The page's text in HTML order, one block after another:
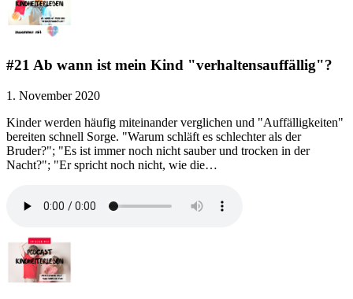
#21 Ab wann ist mein Kind "verhaltensauffällig"?
1. November 2020
Kinder werden häufig miteinander verglichen und "Auffälligkeiten"
bereiten schnell Sorge. "Warum schläft es schlechter als der
Bruder?"; "Es ist immer noch nicht sauber und trocken in der
Nacht?"; "Er spricht noch nicht, wie die…